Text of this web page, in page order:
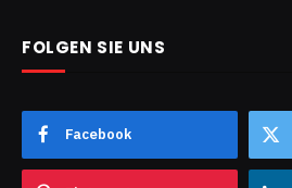
FOLGEN SIE UNS
Facebook